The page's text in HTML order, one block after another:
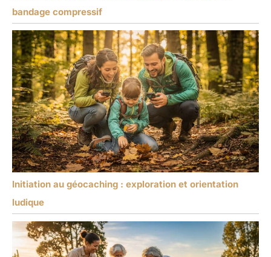
bandage compressif
Initiation au géocaching : exploration et orientation
ludique